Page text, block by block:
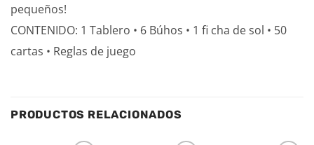
pequeños!
CONTENIDO: 1 Tablero • 6 Búhos • 1 fi cha de sol • 50
cartas • Reglas de juego
PRODUCTOS RELACIONADOS